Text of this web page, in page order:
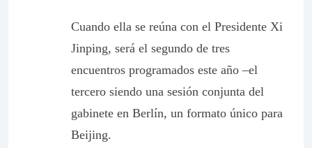
Cuando ella se reúna con el Presidente Xi
Jinping, será el segundo de tres
encuentros programados este año –el
tercero siendo una sesión conjunta del
gabinete en Berlín, un formato único para
Beijing.